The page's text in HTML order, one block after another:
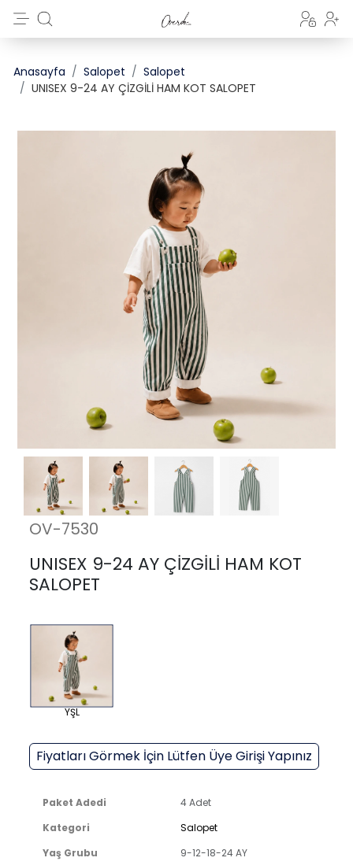
Anasayfa Salopet
Salopet
UNISEX 9-24 AY ÇİZGİLİ HAM KOT SALOPET
OV-7530
UNISEX 9-24 AY ÇİZGİLİ HAM KOT
SALOPET
YŞL
Fiyatları Görmek İçin Lütfen Üye Girişi Yapınız
Paket Adedi
4 Adet
Kategori
Salopet
Yaş Grubu
9-12-18-24 AY